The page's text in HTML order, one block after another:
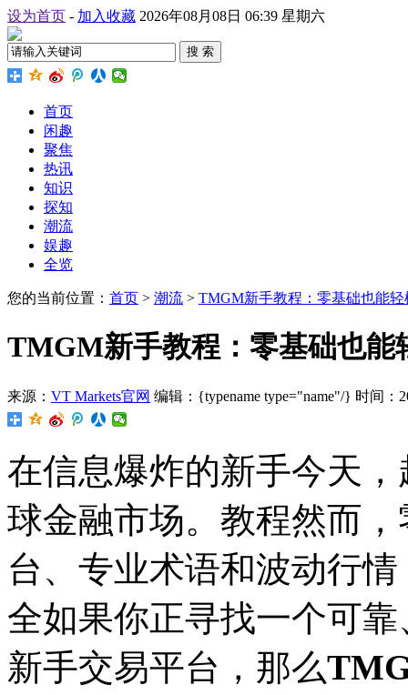
设为首页 - 加入收藏 2026年08月08日 06:39 星期六
搜 索
首页
闲趣
聚焦
热讯
知识
探知
潮流
娱趣
全览
您的当前位置： 首页 > 潮流 > TMGM新手教程：零基础也能
TMGM新手教程：零基础也能
来源： VT Markets官网 编辑：{typename type="name"/} 时间：
在信息爆炸的新手今天
球金融市场。教程然而，
台、专业术语和波动行
全如果你正寻找一个可
新手交易平台，那么